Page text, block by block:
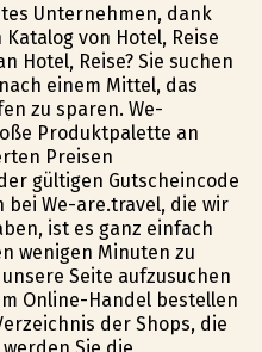
Unternehmen, dank
von Hotel, Reise
Hotel, Reise? Sie suchen
einem Mittel, das
zu sparen. We-
Produktpalette an
Preisen
gültigen Gutscheincode
We-are.travel, die wir
ist es ganz einfach
wenigen Minuten zu
Seite aufzusuchen
Online-Handel bestellen
der Shops, die
Sie die